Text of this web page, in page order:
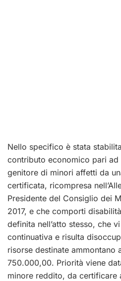
Nello specifico è stata
contributo economico pari
genitore di minori affetti da
certificata, ricompresa
Presidente del Consiglio dei
2017, e che comporti
definita nell’atto stesso, che
continuativa e risulta
risorse destinate ammontano
750.000,00. Priorità viene
minore reddito, da certificare